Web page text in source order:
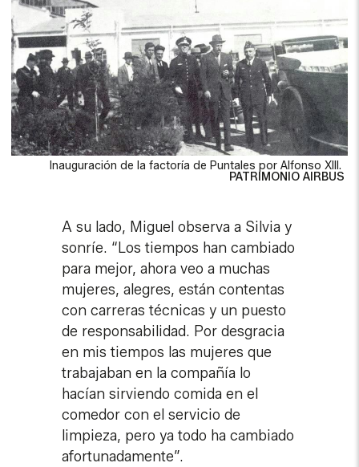
Inauguración de la factoría de Puntales por Alfonso XIII.
PATRIMONIO AIRBUS
A su lado, Miguel observa a Silvia y
sonríe. “Los tiempos han cambiado
para mejor, ahora veo a muchas
mujeres, alegres, están contentas
con carreras técnicas y un puesto
de responsabilidad. Por desgracia
en mis tiempos las mujeres que
trabajaban en la compañía lo
hacían sirviendo comida en el
comedor con el servicio de
limpieza, pero ya todo ha cambiado
afortunadamente”.